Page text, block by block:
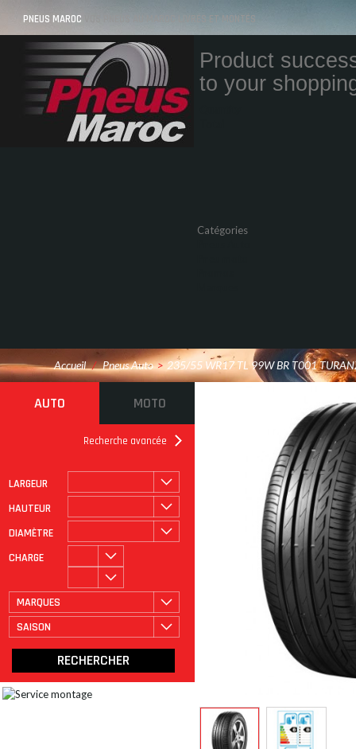
PNEUS MAROC VOS PNEUS AU MAROC LIVRÉS ET MONTÉS
Product
to your
Catégories
Accueil / Pneus Auto > 235/55 WR17 TL 99W BR T001
AUTO MOTO
Recherche avancée
LARGEUR
HAUTEUR
DIAMÈTRE
CHARGE
MARQUES
SAISON
ROULAGE À PLAT